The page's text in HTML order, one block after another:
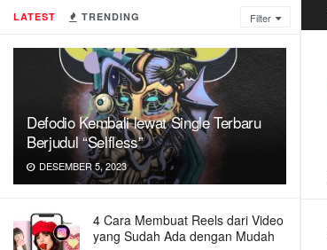
LATEST TRENDING Filter
Defodio Kembali lewat Single Terbaru
Berjudul “Selfless”
DESEMBER 5, 2023
4 Cara Membuat Reels dari Video
yang Sudah Ada dengan Mudah